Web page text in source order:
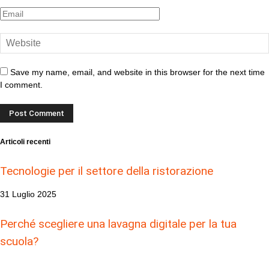
Save my name, email, and website in this browser for the next time
I comment.
Articoli recenti
Tecnologie per il settore della ristorazione
31 Luglio 2025
Perché scegliere una lavagna digitale per la tua
scuola?